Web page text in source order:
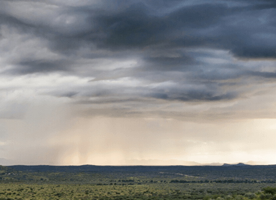
Exporter les lignes sélectionnées
Exporter toutes les colonnes
Exporter uniquement les colonnes affichées
Menu
Ajoutez un logo, un bouton, des réseaux sociaux
Cliquez pour éditer